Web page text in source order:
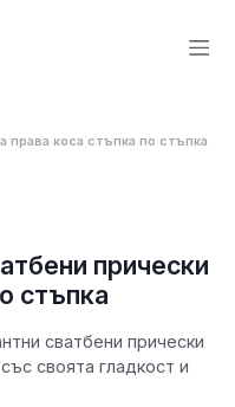
права коса стъпка по стъпка
прически
стъпка
сватбени прически
своята гладкост и